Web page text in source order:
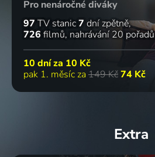
Pro nenáročné diváky
97 TV stanic7 dní zpětně
726 filmů nahrávání 20 pořadů
10 dní za 10 Kč
pak 1. měsíc za 149 Kč74 Kč
Extra